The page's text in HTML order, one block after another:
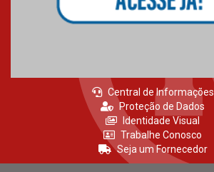
Central de Informações
Proteção de Dados
Identidade Visual
Trabalhe Conosco
Seja um Fornecedor